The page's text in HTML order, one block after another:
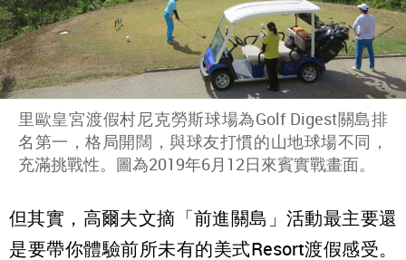
里歐皇宮渡假村尼克勞斯球場為Golf Digest關島排
名第一，格局開闊，與球友打慣的山地球場不同，
充滿挑戰性。圖為2019年6月12日來賓實戰畫面。
但其實，高爾夫文摘「前進關島」活動最主要還
是要帶你體驗前所未有的美式Resort渡假感受。